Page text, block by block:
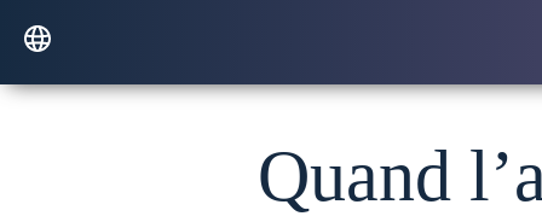
Quand